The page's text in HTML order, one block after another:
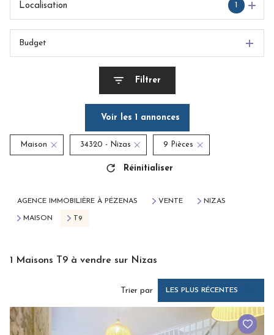
1
Localisation
Budget
Filtrer
Voir les 1 annonces
Maison 34320 - Nizas 9 Pièces
Réinitialiser
AGENCE IMMOBILIÈRE À PÉZENAS VENTE NIZAS
MAISON T9
1 Maisons T9 à vendre sur Nizas
Trier par LES PLUS RÉCENTES